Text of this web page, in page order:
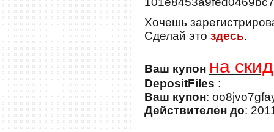
Хочешь
Сделай это здесь.
Ваш купон на
DepositFiles :
Ваш купон:
Действителен до: